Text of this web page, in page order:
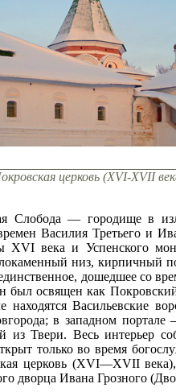
церковь (XVI-XVII
Слобода — городище в
Василия Третьего и
XVI века и Успенского
низ, кирпичный
дошедшее со
был освящен как
Васильевские
в западном портале
из Твери. Весь интерьер
только во время
церковь (XVI—XVII
дворца Ивана Грозного